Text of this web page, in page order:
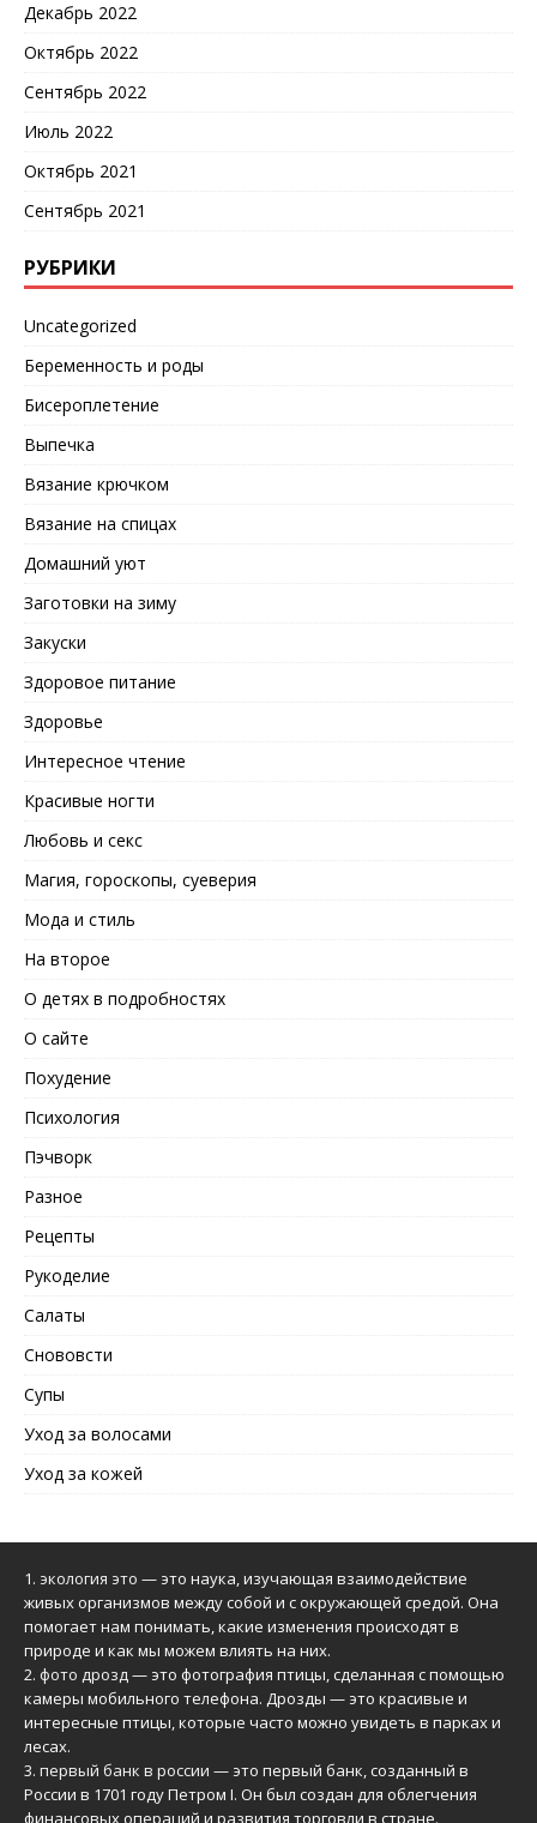
Декабрь 2022
Октябрь 2022
Сентябрь 2022
Июль 2022
Октябрь 2021
Сентябрь 2021
РУБРИКИ
Uncategorized
Беременность и роды
Бисероплетение
Выпечка
Вязание крючком
Вязание на спицах
Домашний уют
Заготовки на зиму
Закуски
Здоровое питание
Здоровье
Интересное чтение
Красивые ногти
Любовь и секс
Магия, гороскопы, суеверия
Мода и стиль
На второе
О детях в подробностях
О сайте
Похудение
Психология
Пэчворк
Разное
Рецепты
Рукоделие
Салаты
Снововсти
Супы
Уход за волосами
Уход за кожей
1. экология это — это наука, изучающая взаимодействие
живых организмов между собой и с окружающей средой. Она
помогает нам понимать, какие изменения происходят в
природе и как мы можем влиять на них.
2. фото дрозд— это фотография птицы, сделанная с помощью
камеры мобильного телефона. Дрозды — это красивые и
интересные птицы, которые часто можно увидеть в парках и
лесах.
3. первый банк в россии — это первый банк, созданный в
России в 1701 году Петром I. Он был создан для облегчения
финансовых операций и развития торговли в стране.